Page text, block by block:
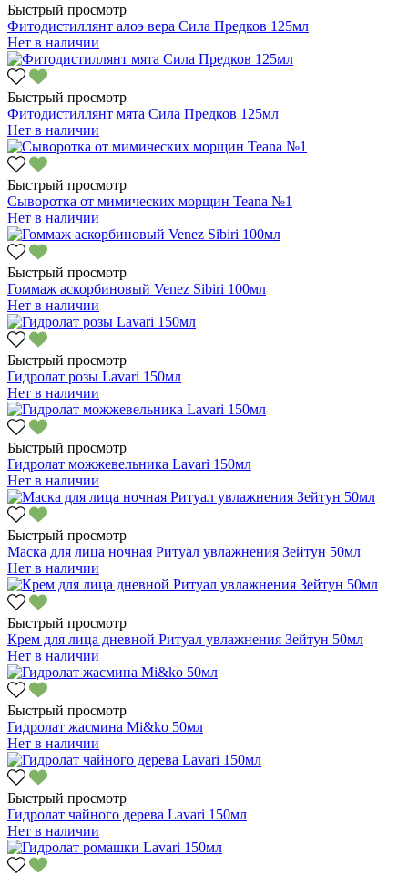
Быстрый просмотр
Фитодистиллянт алоэ вера Сила Предков 125мл
Нет в наличии
Быстрый просмотр
Фитодистиллянт мята Сила Предков 125мл
Нет в наличии
Быстрый просмотр
Сыворотка от мимических морщин Teana №1
Нет в наличии
Быстрый просмотр
Гоммаж аскорбиновый Venez Sibiri 100мл
Нет в наличии
Быстрый просмотр
Гидролат розы Lavari 150мл
Нет в наличии
Быстрый просмотр
Гидролат можжевельника Lavari 150мл
Нет в наличии
Быстрый просмотр
Маска для лица ночная Ритуал увлажнения Зейтун 50мл
Нет в наличии
Быстрый просмотр
Крем для лица дневной Ритуал увлажнения Зейтун 50мл
Нет в наличии
Быстрый просмотр
Гидролат жасмина Mi&ko 50мл
Нет в наличии
Быстрый просмотр
Гидролат чайного дерева Lavari 150мл
Нет в наличии